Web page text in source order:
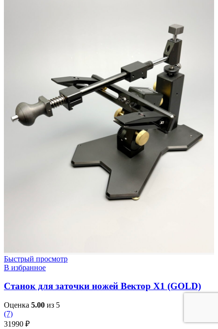
Быстрый просмотр
В избранное
Станок для заточки ножей Вектор X1 (GOLD)
Оценка 5.00 из 5
(7)
31990 ₽